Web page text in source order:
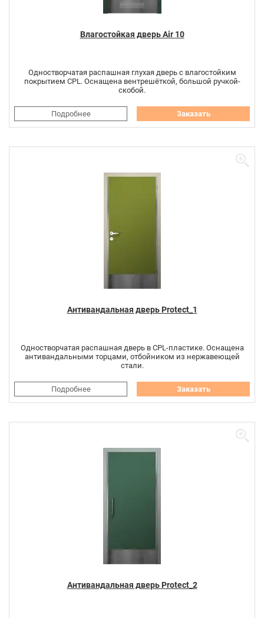
Влагостойкая дверь Air 10
Одностворчатая распашная глухая дверь с влагостойким
покрытием CPL. Оснащена вентрешёткой, большой ручкой-
скобой.
Подробнее Заказать
Антивандальная дверь Protect_1
Одностворчатая распашная дверь в CPL-пластике. Оснащена
антивандальными торцами, отбойником из нержавеющей
стали.
Подробнее Заказать
Антивандальная дверь Protect_2